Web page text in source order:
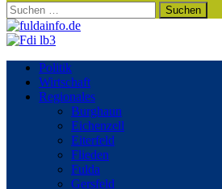
Suchen
nach:
Politik
Wirtschaft
Regionales
Burghaun
Eichenzell
Eiterfeld
Flieden
Fulda
Gersfeld